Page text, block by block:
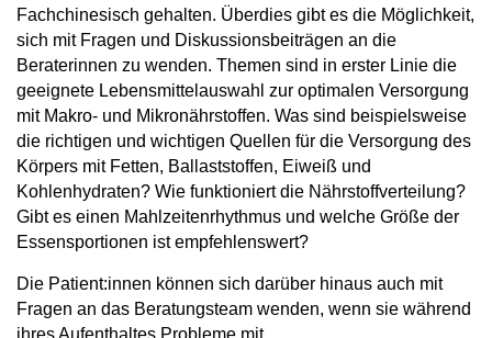
Fachchinesisch gehalten. Überdies gibt es die Möglichkeit,
sich mit Fragen und Diskussionsbeiträgen an die
Beraterinnen zu wenden. Themen sind in erster Linie die
geeignete Lebensmittelauswahl zur optimalen Versorgung
mit Makro- und Mikronährstoffen. Was sind beispielsweise
die richtigen und wichtigen Quellen für die Versorgung des
Körpers mit Fetten, Ballaststoffen, Eiweiß und
Kohlenhydraten? Wie funktioniert die Nährstoffverteilung?
Gibt es einen Mahlzeitenrhythmus und welche Größe der
Essensportionen ist empfehlenswert?
Die Patient:innen können sich darüber hinaus auch mit
Fragen an das Beratungsteam wenden, wenn sie während
ihres Aufenthaltes Probleme mit